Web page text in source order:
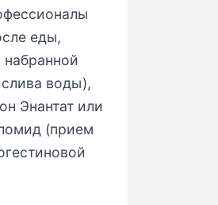
еды,
набранной
воды),
Энантат или
(прием